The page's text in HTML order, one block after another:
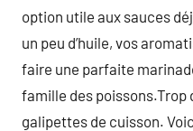
option utile aux sauces
un peu d’huile, vos
faire une parfaite
famille des poissons.Trop
galipettes de cuisson.